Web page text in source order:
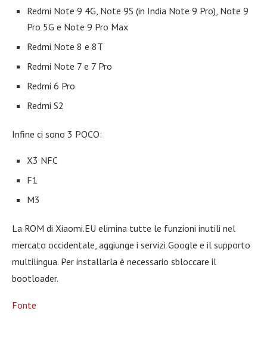
Redmi Note 9 4G, Note 9S (in India Note 9 Pro), Note 9
Pro 5G e Note 9 Pro Max
Redmi Note 8 e 8T
Redmi Note 7 e 7 Pro
Redmi 6 Pro
Redmi S2
Infine ci sono 3 POCO:
X3 NFC
F1
M3
La ROM di Xiaomi.EU elimina tutte le funzioni inutili nel
mercato occidentale, aggiunge i servizi Google e il supporto
multilingua. Per installarla è necessario sbloccare il
bootloader.
Fonte